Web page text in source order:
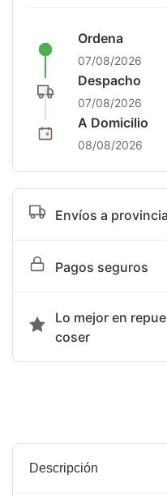
Ordena
07/08/2026
Despacho
07/08/2026
A Domicilio
08/08/2026
Envíos a
terrestre: SHALOM
Pagos seguros
Lo mejor en
coser
Descripción